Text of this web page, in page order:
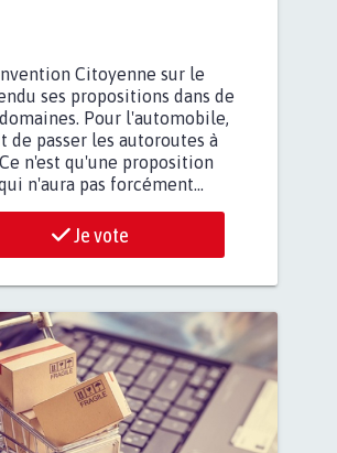
Citoyenne sur le
ses propositions dans de
Pour l'automobile,
de passer les autoroutes à
n'est qu'une proposition
n'aura pas forcément...
Je vote